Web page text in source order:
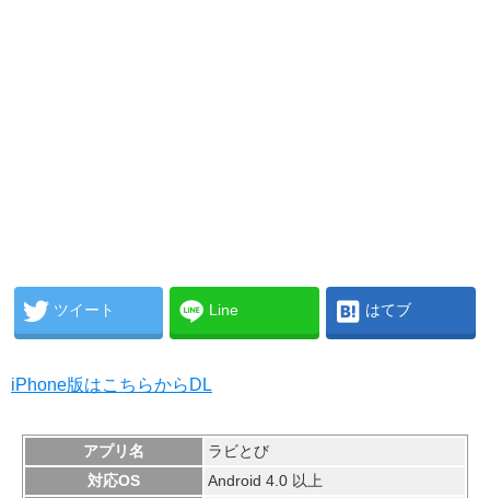
ツイート Line はてブ
iPhone版はこちらからDL
アプリ名
ラビとび
対応OS
Android 4.0 以上